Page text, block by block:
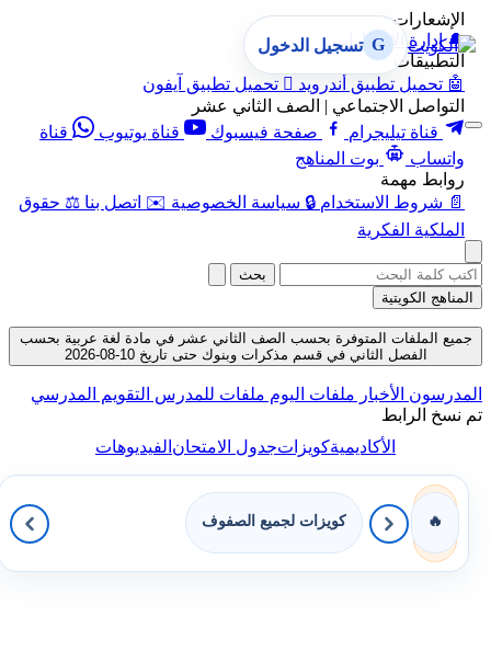
الإشعارات
🔔 إدارة الإشعارات
التطبيقات
🤖 تحميل تطبيق أندرويد  تحميل تطبيق آيفون
التواصل الاجتماعي | الصف الثاني عشر
قناة تيليجرام
صفحة فيسبوك قناة يوتيوب
قناة
واتساب
بوت المناهج
روابط مهمة
📄 شروط الاستخدام 🔒 سياسة الخصوصية ✉️ اتصل بنا ⚖️ حقوق
الملكية الفكرية
G تسجيل الدخول
بحث
المناهج الكويتية
جميع الملفات المتوفرة بحسب الصف الثاني عشر في مادة لغة عربية بحسب
الفصل الثاني في قسم مذكرات وبنوك حتى تاريخ 10-08-2026
المدرسون الأخبار ملفات اليوم ملفات للمدرس التقويم المدرسي
تم نسخ الرابط
الأكاديميةكويزاتجدول الامتحانالفيديوهات
🔥 كويزات لجميع الصفوف